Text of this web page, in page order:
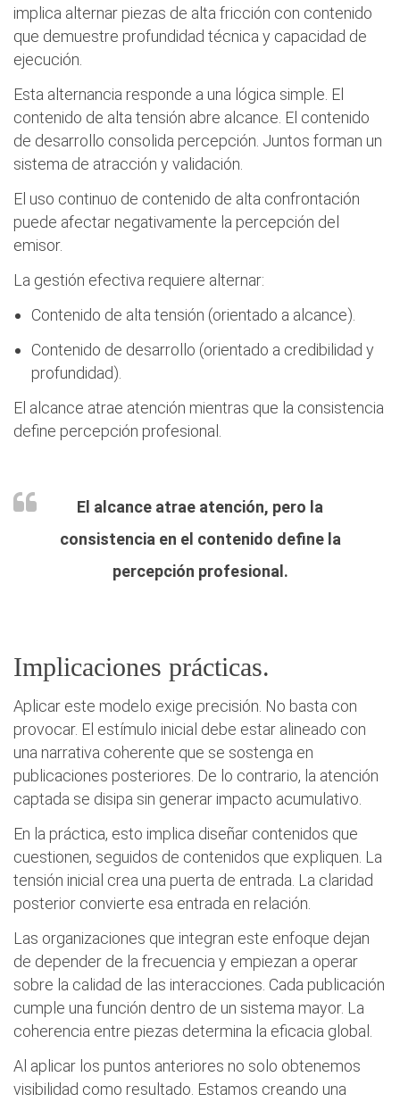
implica alternar piezas de alta fricción con contenido
que demuestre profundidad técnica y capacidad de
ejecución.
Esta alternancia responde a una lógica simple. El
contenido de alta tensión abre alcance. El contenido
de desarrollo consolida percepción. Juntos forman un
sistema de atracción y validación.
El uso continuo de contenido de alta confrontación
puede afectar negativamente la percepción del
emisor.
La gestión efectiva requiere alternar:
Contenido de alta tensión (orientado a alcance).
Contenido de desarrollo (orientado a credibilidad y
profundidad).
El alcance atrae atención mientras que la consistencia
define percepción profesional.
El alcance atrae atención, pero la
consistencia en el contenido define la
percepción profesional.
Implicaciones prácticas.
Aplicar este modelo exige precisión. No basta con
provocar. El estímulo inicial debe estar alineado con
una narrativa coherente que se sostenga en
publicaciones posteriores. De lo contrario, la atención
captada se disipa sin generar impacto acumulativo.
En la práctica, esto implica diseñar contenidos que
cuestionen, seguidos de contenidos que expliquen. La
tensión inicial crea una puerta de entrada. La claridad
posterior convierte esa entrada en relación.
Las organizaciones que integran este enfoque dejan
de depender de la frecuencia y empiezan a operar
sobre la calidad de las interacciones. Cada publicación
cumple una función dentro de un sistema mayor. La
coherencia entre piezas determina la eficacia global.
Al aplicar los puntos anteriores no solo obtenemos
visibilidad como resultado. Estamos creando una